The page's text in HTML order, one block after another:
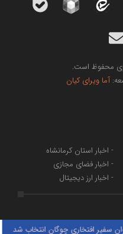
محفوظ است.
آما ویرای کیان
- اخبار استان کرمانشاه
- اخبار فضای مجازی
- اخبار ارز دیجیتال
افتخاری چوگان انتخاب شد